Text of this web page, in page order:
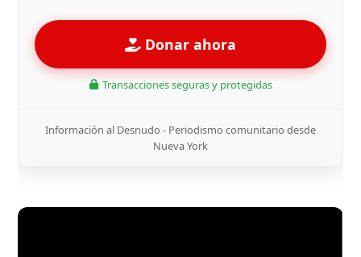
Donar ahora
Transacciones seguras y protegidas
Información al Desnudo - Periodismo comunitario desde
Nueva York